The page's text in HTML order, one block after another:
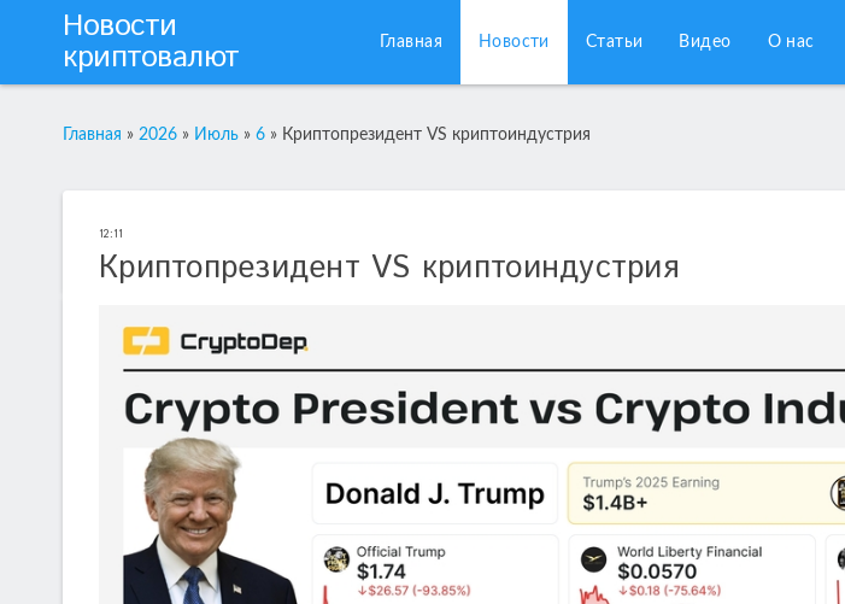
Новости
криптовалют Главная Новости Статьи Видео О нас
Главная » 2026 » Июль » 6 » Криптопрезидент VS криптоиндустрия
12:11
Криптопрезидент VS криптоиндустрия